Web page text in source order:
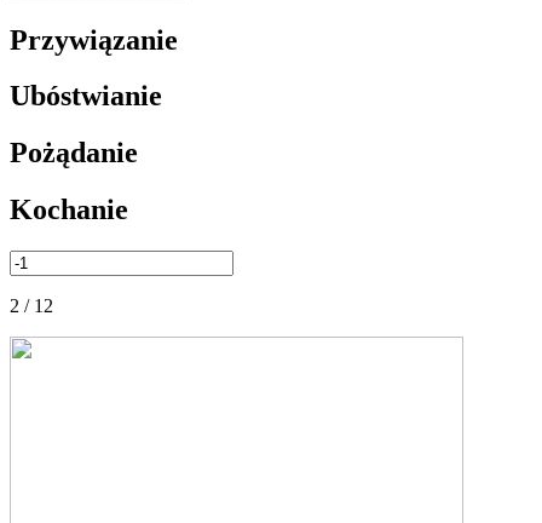
Przywiązanie
Ubóstwianie
Pożądanie
Kochanie
2 / 12